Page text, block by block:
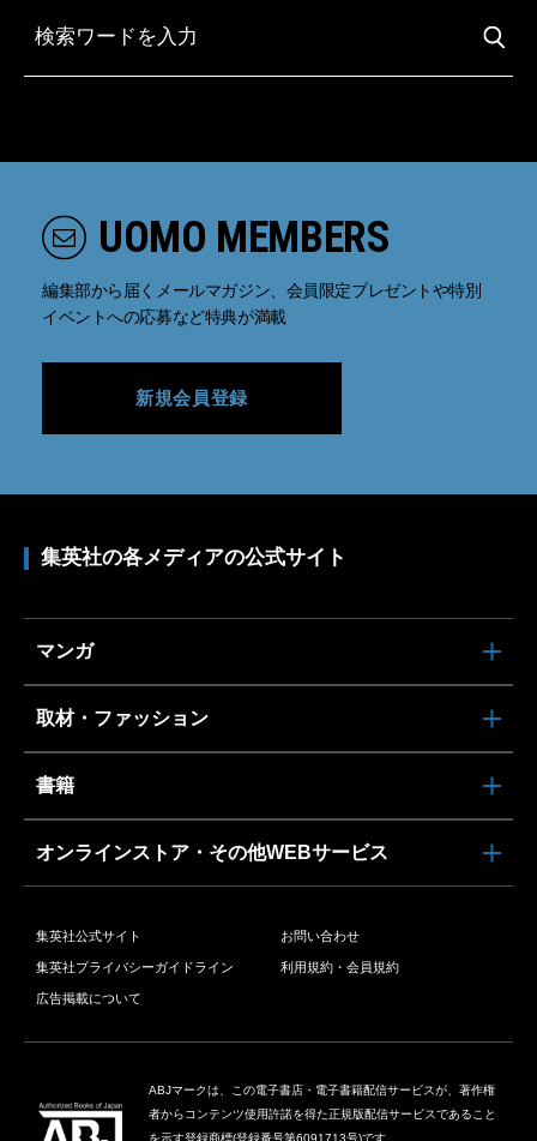
UOMO MEMBERS
編集部から届くメールマガジン、会員限定プレゼントや特別
イベントへの応募など特典が満載
新規会員登録
集英社の各メディアの公式サイト
マンガ
取材・ファッション
書籍
オンラインストア・その他WEBサービス
集英社公式サイト お問い合わせ
集英社プライバシーガイドライン 利用規約・会員規約
広告掲載について
ABJマークは、この電子書店・電子書籍配信サービスが、著作権
者からコンテンツ使用許諾を得た正規版配信サービスであること
を示す登録商標(登録番号第6091713号)です。